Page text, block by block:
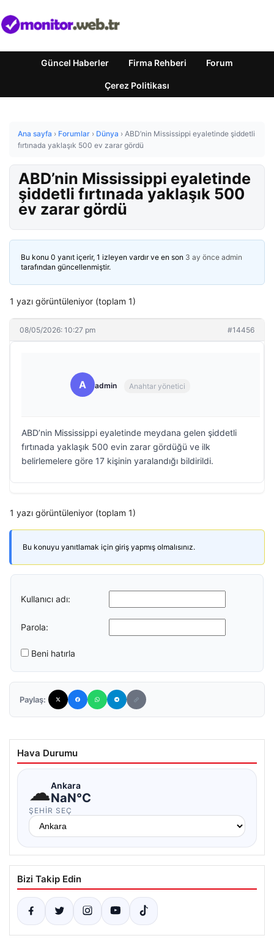
Güncel Haberler Firma Rehberi Forum
Çerez Politikası
Ana sayfa › Forumlar › Dünya › ABD’nin Mississippi eyaletinde şiddetli
fırtınada yaklaşık 500 ev zarar gördü
ABD’nin Mississippi eyaletinde
şiddetli fırtınada yaklaşık 500
ev zarar gördü
Bu konu 0 yanıt içerir, 1 izleyen vardır ve en son 3 ay önce admin
tarafından güncellenmiştir.
1 yazı görüntüleniyor (toplam 1)
08/05/2026: 10:27 pm #14456
A admin Anahtar yönetici
ABD’nin Mississippi eyaletinde meydana gelen şiddetli
fırtınada yaklaşık 500 evin zarar gördüğü ve ilk
belirlemelere göre 17 kişinin yaralandığı bildirildi.
1 yazı görüntüleniyor (toplam 1)
Bu konuyu yanıtlamak için giriş yapmış olmalısınız.
Kullanıcı adı:
Parola:
Beni hatırla
Paylaş:
Hava Durumu
☁Ankara
NaN°C
ŞEHIR SEÇ
Bizi Takip Edin